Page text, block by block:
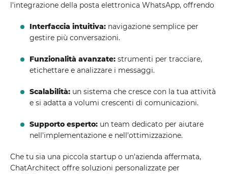
l'integrazione della posta elettronica WhatsApp, offrendo
Interfaccia intuitiva: navigazione semplice per
gestire più conversazioni.
Funzionalità avanzate: strumenti per tracciare,
etichettare e analizzare i messaggi.
Scalabilità: un sistema che cresce con la tua attività
e si adatta a volumi crescenti di comunicazioni.
Supporto esperto: un team dedicato per aiutare
nell'implementazione e nell'ottimizzazione.
Che tu sia una piccola startup o un'azienda affermata,
ChatArchitect offre soluzioni personalizzate per